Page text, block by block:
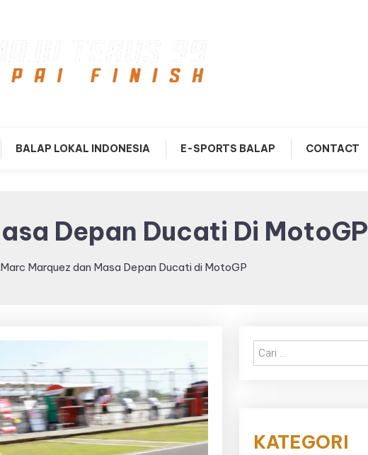
BALAP LOKAL INDONESIA E-SPORTS BALAP CONTACT
Depan Ducati Di MotoGP
Marc Marquez dan Masa Depan Ducati di MotoGP
KATEGORI